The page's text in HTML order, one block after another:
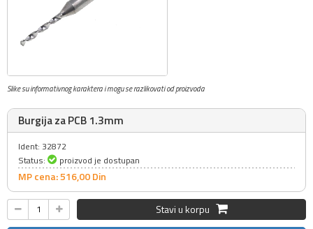
Slike su informativnog karaktera i mogu se razlikovati od proizvoda
Burgija za PCB 1.3mm
Ident: 32872
Status:
proizvod je dostupan
MP cena: 516,00Din
Stavi u korpu